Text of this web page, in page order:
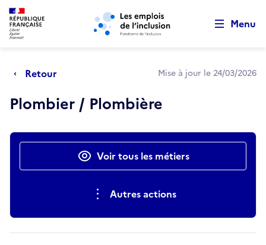
Aller au menu principal Aller au contenu principal
Menu
Retour Mise à jour le 24/03/2026
Plombier / Plombière
Actions rapidesVoir tous les métiers
Autres actions
Retour au début de la page
Panneau de gestion des cookies